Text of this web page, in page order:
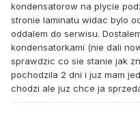
kondensatorow na plycie
stronie laminatu widac bylo
oddalem do serwisu.
kondensatorkami (nie dali
sprawdzic co sie stanie jak
pochodzila 2 dni i juz mam
chodzi ale juz chce ja